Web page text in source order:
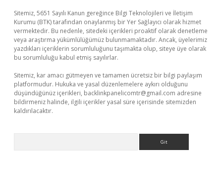
Sitemiz, 5651 Sayılı Kanun gereğince Bilgi Teknolojileri ve İletişim
Kurumu (BTK) tarafından onaylanmış bir Yer Sağlayıcı olarak hizmet
vermektedir. Bu nedenle, sitedeki içerikleri proaktif olarak denetleme
veya araştırma yükümlülüğümüz bulunmamaktadır. Ancak, üyelerimiz
yazdıkları içeriklerin sorumluluğunu taşımakta olup, siteye üye olarak
bu sorumluluğu kabul etmiş sayılırlar.
Sitemiz, kar amacı gütmeyen ve tamamen ücretsiz bir bilgi paylaşım
platformudur. Hukuka ve yasal düzenlemelere aykırı olduğunu
düşündüğünüz içerikleri, backlinkpanelicomtr@gmail.com adresine
bildirmeniz halinde, ilgili içerikler yasal süre içerisinde sitemizden
kaldırılacaktır.